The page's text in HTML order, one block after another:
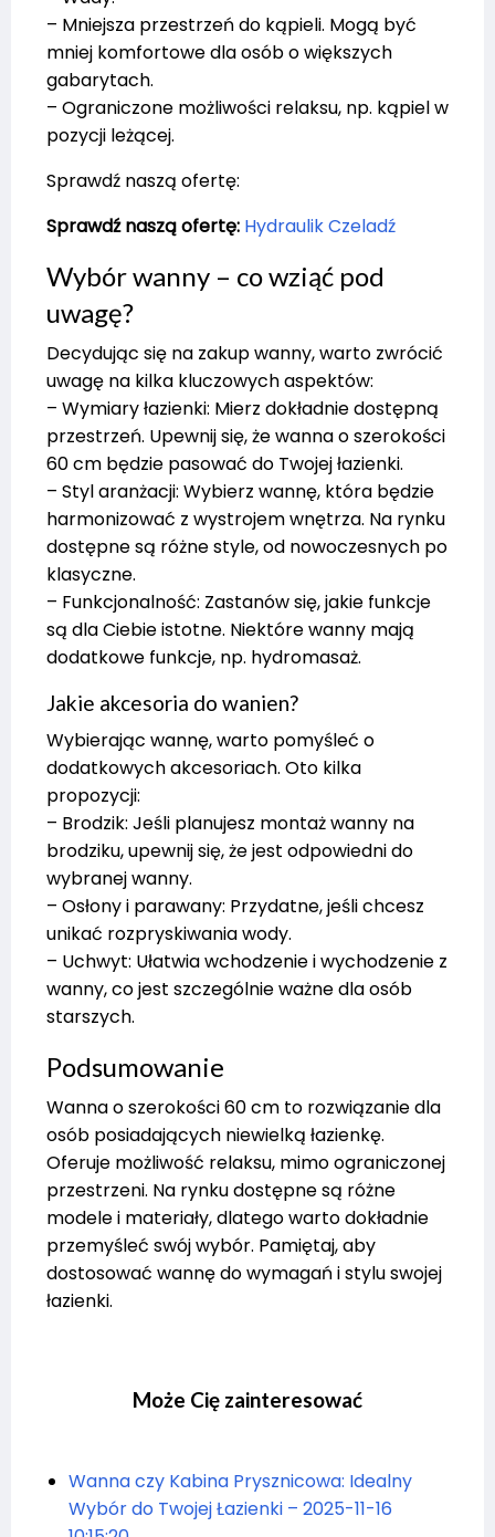
– Mniejsza przestrzeń do kąpieli. Mogą być
mniej komfortowe dla osób o większych
gabarytach.
– Ograniczone możliwości relaksu, np. kąpiel w
pozycji leżącej.
Sprawdź naszą ofertę:
Sprawdź naszą ofertę: Hydraulik Czeladź
Wybór wanny – co wziąć pod
uwagę?
Decydując się na zakup wanny, warto zwrócić
uwagę na kilka kluczowych aspektów:
– Wymiary łazienki: Mierz dokładnie dostępną
przestrzeń. Upewnij się, że wanna o szerokości
60 cm będzie pasować do Twojej łazienki.
– Styl aranżacji: Wybierz wannę, która będzie
harmonizować z wystrojem wnętrza. Na rynku
dostępne są różne style, od nowoczesnych po
klasyczne.
– Funkcjonalność: Zastanów się, jakie funkcje
są dla Ciebie istotne. Niektóre wanny mają
dodatkowe funkcje, np. hydromasaż.
Jakie akcesoria do wanien?
Wybierając wannę, warto pomyśleć o
dodatkowych akcesoriach. Oto kilka
propozycji:
– Brodzik: Jeśli planujesz montaż wanny na
brodziku, upewnij się, że jest odpowiedni do
wybranej wanny.
– Osłony i parawany: Przydatne, jeśli chcesz
unikać rozpryskiwania wody.
– Uchwyt: Ułatwia wchodzenie i wychodzenie z
wanny, co jest szczególnie ważne dla osób
starszych.
Podsumowanie
Wanna o szerokości 60 cm to rozwiązanie dla
osób posiadających niewielką łazienkę.
Oferuje możliwość relaksu, mimo ograniczonej
przestrzeni. Na rynku dostępne są różne
modele i materiały, dlatego warto dokładnie
przemyśleć swój wybór. Pamiętaj, aby
dostosować wannę do wymagań i stylu swojej
łazienki.
Może Cię zainteresować
Wanna czy Kabina Prysznicowa: Idealny
Wybór do Twojej Łazienki – 2025-11-16